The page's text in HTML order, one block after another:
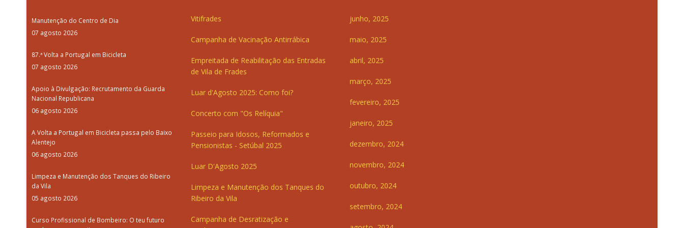
Manutenção do Centro de Dia
07 agosto 2026
87.ª Volta a Portugal em Bicicleta
07 agosto 2026
Apoio à Divulgação: Recrutamento da Guarda
Nacional Republicana
06 agosto 2026
A Volta a Portugal em Bicicleta passa pelo Baixo
Alentejo
06 agosto 2026
Limpeza e Manutenção dos Tanques do Ribeiro
da Vila
05 agosto 2026
Curso Profissional de Bombeiro: O teu futuro
Vitifrades
Campanha de Vacinação Antirrábica
Empreitada de Reabilitação das Entradas
de Vila de Frades
Luar d'Agosto 2025: Como foi?
Concerto com "Os Relíquia"
Passeio para Idosos, Reformados e
Pensionistas - Setúbal 2025
Luar D'Agosto 2025
Limpeza e Manutenção dos Tanques do
Ribeiro da Vila
Campanha de Desratização e
junho, 2025
maio, 2025
abril, 2025
março, 2025
fevereiro, 2025
janeiro, 2025
dezembro, 2024
novembro, 2024
outubro, 2024
setembro, 2024